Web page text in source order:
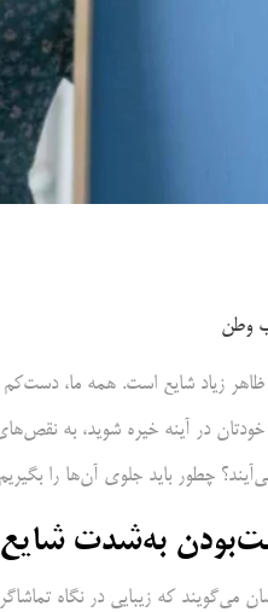
وطن
ظاهر زیاد شایع است. همه ما،
در آینه خیره شوید، به
چطور باید جلوی آن‌ها را
به‌شدت
می‌گویند که زیبایی در نگاه